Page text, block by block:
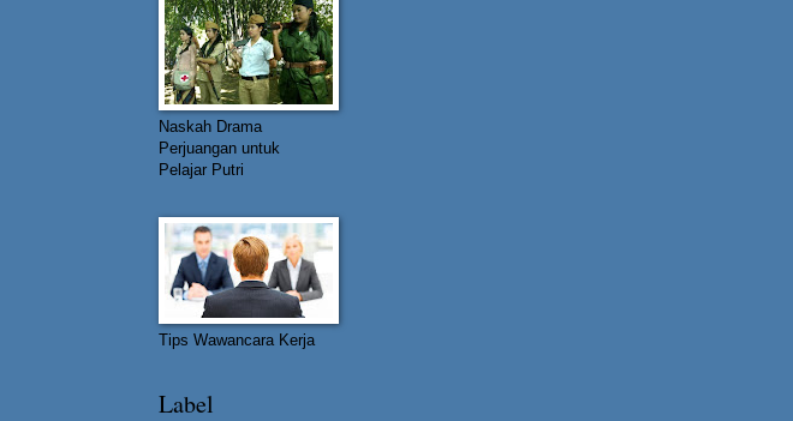
Naskah Drama
Perjuangan untuk
Pelajar Putri
Tips Wawancara Kerja
Label